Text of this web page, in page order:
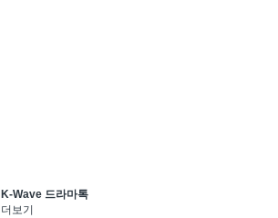
K-Wave 드라마톡
더보기